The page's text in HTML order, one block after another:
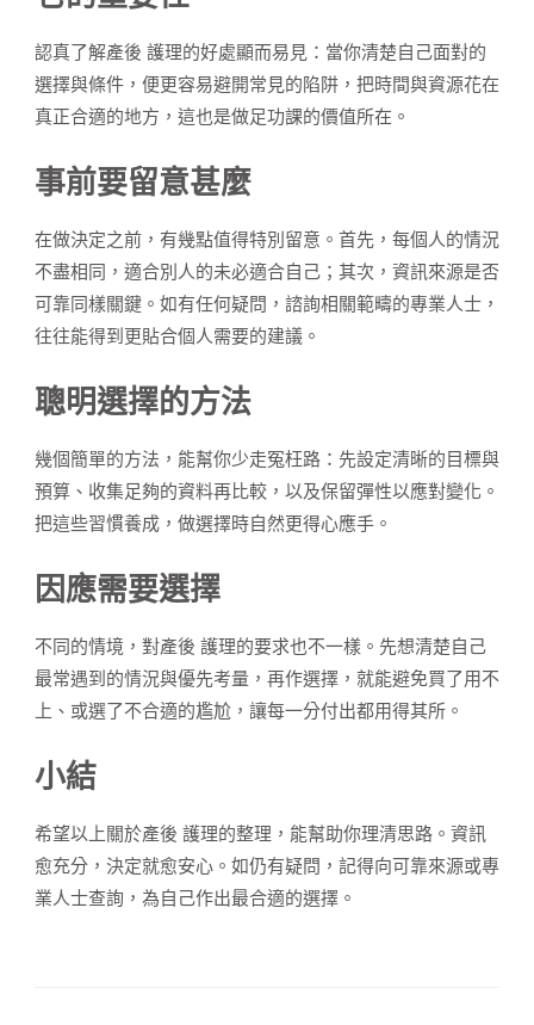
認真了解產後 護理的好處顯而易見：當你清楚自己面對的
選擇與條件，便更容易避開常見的陷阱，把時間與資源花在
真正合適的地方，這也是做足功課的價值所在。
事前要留意甚麼
在做決定之前，有幾點值得特別留意。首先，每個人的情況
不盡相同，適合別人的未必適合自己；其次，資訊來源是否
可靠同樣關鍵。如有任何疑問，諮詢相關範疇的專業人士，
往往能得到更貼合個人需要的建議。
聰明選擇的方法
幾個簡單的方法，能幫你少走冤枉路：先設定清晰的目標與
預算、收集足夠的資料再比較，以及保留彈性以應對變化。
把這些習慣養成，做選擇時自然更得心應手。
因應需要選擇
不同的情境，對產後 護理的要求也不一樣。先想清楚自己
最常遇到的情況與優先考量，再作選擇，就能避免買了用不
上、或選了不合適的尷尬，讓每一分付出都用得其所。
小結
希望以上關於產後 護理的整理，能幫助你理清思路。資訊
愈充分，決定就愈安心。如仍有疑問，記得向可靠來源或專
業人士查詢，為自己作出最合適的選擇。